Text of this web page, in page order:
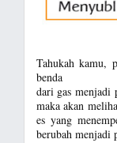
Tahukah kamu,
benda
dari gas menjadi
maka akan
es yang
berubah menjadi